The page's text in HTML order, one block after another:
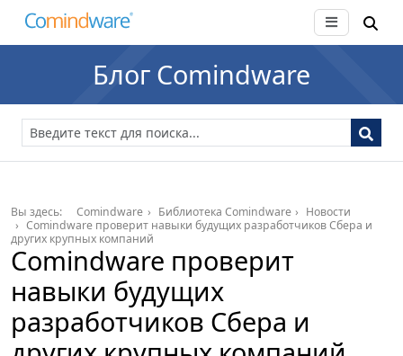
Блог Comindware
Вы здесь: Comindware Библиотека Comindware
Новости
Comindware проверит навыки будущих разработчиков Сбера и
других крупных компаний
Comindware проверит
навыки будущих
разработчиков Сбера и